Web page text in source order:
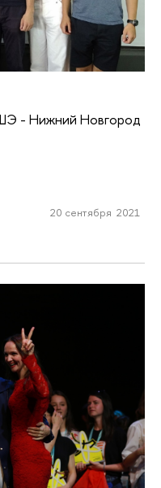
- Нижний Новгород
20 сентября 2021